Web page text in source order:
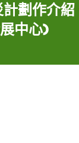
劃作介
中心)